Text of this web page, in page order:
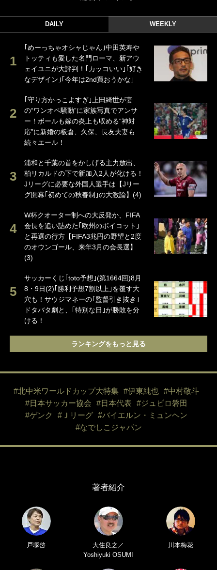
DAILY WEEKLY
｢めーっちゃオシャじゃん｣中田英寿や
トッティも愛した名門ローマ、新アウ
ェイユニが大評判！｢カッコいい｣｢好き
なデザイン｣｢今年は2nd買おうかな｣
｢守り方かっこよすぎ｣上田綺世が妻
の“ワンオペ騒動”に家族写真でアンサ
ー！ボールも嫁の炎上も収める“神対
応”に新婚の板倉、久保、長友夫妻も
続々エール！
浦和と千葉の首をかしげる主力放出、
柏リカルドの下で新加入2人が化ける！
Jリーグに必要な外国人選手は【Jリー
グ開幕｢初めての秋春制｣の大激論】(4)
W杯クオーター制への大反発か、FIFA
会長を追い詰めた｢欧州のボイコット｣
と再選の行方【FIFA3兆円の野望と2度
のオウンゴール、来年3月の会長選】
(3)
サッカーくじ｢toto予想｣(第1664回)8月
8・9日(2)｢勝利予想7割以上｣を覆す大
穴も！サウジマネーの｢監督引き抜き｣
ドタバタ劇と、｢特別な日｣が勝敗を分
ける！
ランキングをもっと見る
#北中米ワールドカップ大特集 #伊東純也
#中村敬斗
#日本サッカー協会
#日本代表
#ジュビロ磐田
#ゲンク
#Ｊリーグ
#バイエルン・ミュンヘン
#なでしこジャパン
著者紹介
戸塚啓
大住良之／
Yoshiyuki OSUMI
川本梅花